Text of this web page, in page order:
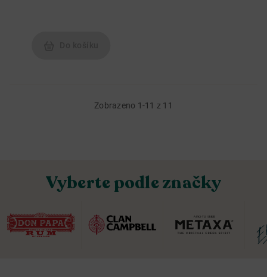
Zobrazeno 1-11 z 11
Vyberte podle značky